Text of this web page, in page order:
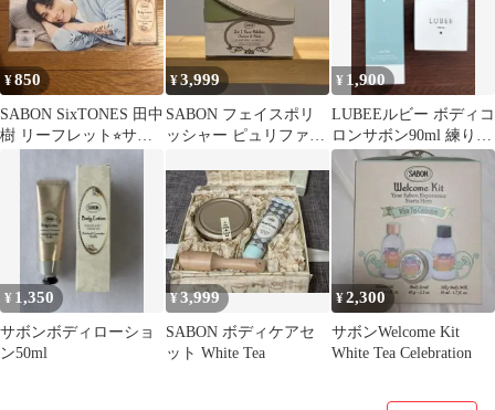
¥850
SABON SixTONES 田中
樹 リーフレット⭐︎サン
¥3,999
SABON フェイスポリ
ッシャー ピュリファイ
顔料
¥ 1,900
LUBEEルビー ボディコ
ロンサボン90ml 練り香
水ベルガモット35gセッ
¥ 1,350
サボンボディローショ
ン50ml
¥3,999
SABON ボディケアセ
ット White Tea
¥2,300
サボンWelcome Kit
White Tea Celebration